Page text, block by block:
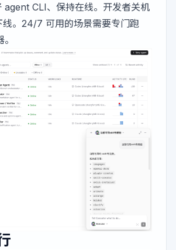
agent CLI、保持在线。开发者关机
。24/7 可用的场景需要专门跑